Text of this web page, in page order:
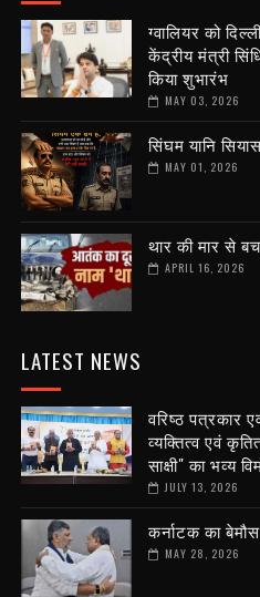
ग्वालियर को
केंद्रीय मंत्री
किया शुभारंभ
MAY 03, 2026
सिंघम यानि
MAY 01, 2026
थार की मार से
APRIL 16, 2026
LATEST NEWS
वरिष्ठ पत्रकार
व्यक्तित्व एवं
साक्षी" का भव्य
JULY 13, 2026
कर्नाटक का
MAY 28, 2026